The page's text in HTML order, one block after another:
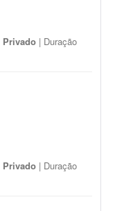
Privado | Duração
Privado | Duração